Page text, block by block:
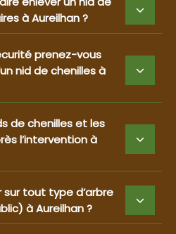
à Aureilhan ?
prenez-vous
nid de chenilles à
de chenilles et les
l’intervention à
tout type d’arbre
à Aureilhan ?